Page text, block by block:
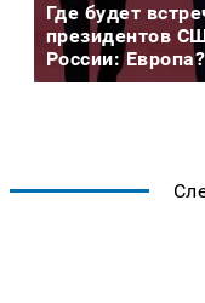
Где будет
президентов
России: Европа?